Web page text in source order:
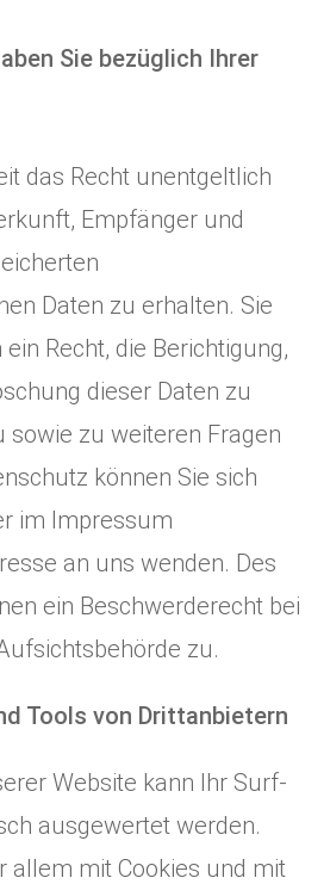
Sie bezüglich Ihrer
das Recht unentgeltlich
Empfänger und
Daten zu erhalten. Sie
Recht, die Berichtigung,
dieser Daten zu
sowie zu weiteren Fragen
können Sie sich
im Impressum
an uns wenden. Des
ein Beschwerderecht bei
zu.
Tools von Drittanbietern
Website kann Ihr Surf-
ausgewertet werden.
allem mit Cookies und mit